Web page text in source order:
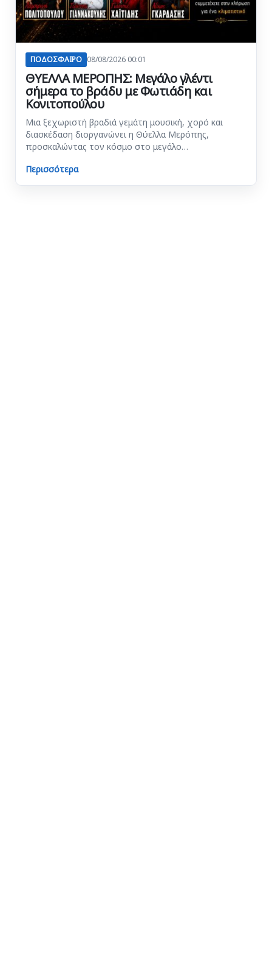
ΠΟΔΟΣΦΑΙΡΟ 08/08/2026 00:01
ΘΥΕΛΛΑ ΜΕΡΟΠΗΣ: Μεγάλο γλέντι
σήμερα το βράδυ με Φωτιάδη και
Κονιτοπούλου
Μια ξεχωριστή βραδιά γεμάτη μουσική, χορό και
διασκέδαση διοργανώνει η Θύελλα Μερόπης,
προσκαλώντας τον κόσμο στο μεγάλο…
Περισσότερα